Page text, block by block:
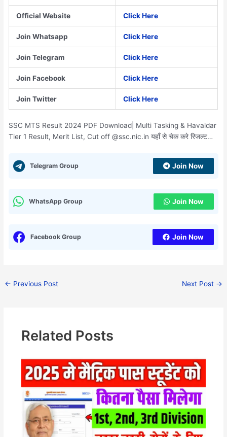
Official Website Click Here
Join Whatsapp Click Here
Join Telegram Click Here
Join Facebook Click Here
Join Twitter Click Here
SSC MTS Result 2024 PDF Download| Multi Tasking & Havaldar
Tier 1 Result, Merit List, Cut off @ssc.nic.in यहाँ से चेक करे रिजल्ट…
Telegram Group Join Now
WhatsApp Group Join Now
Facebook Group Join Now
← Previous Post Next Post →
Related Posts